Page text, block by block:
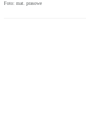
Foto: mat. prasowe